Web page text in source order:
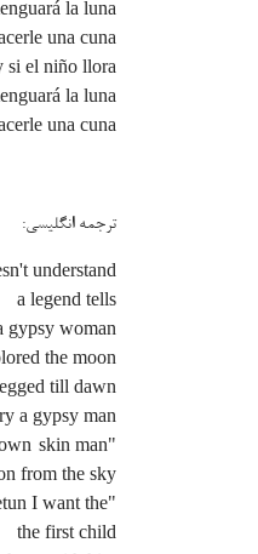
la luna
una cuna
si el niño llora
la luna
una cuna
ترجمه انگلیسی:
understand
a legend tells
gypsy woman
the moon
till dawn
a gypsy man
"you'll have your brown-skin man"
from the sky
"but in retun I want the
the first child